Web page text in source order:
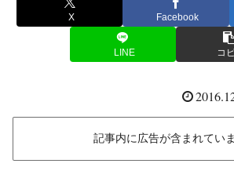
X Facebook
LINE コ
記事内に広告が含まれていま